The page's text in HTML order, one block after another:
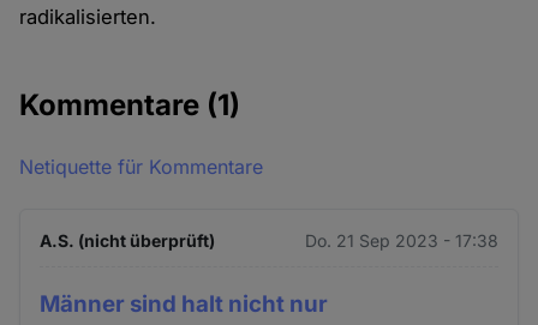
radikalisierten.
Kommentare (1)
Netiquette für Kommentare
A.S. (nicht überprüft) Do. 21 Sep 2023 - 17:38
Männer sind halt nicht nur